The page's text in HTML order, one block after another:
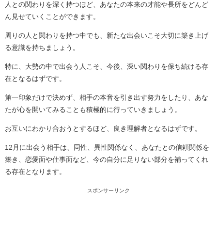
人との関わりを深く持つほど、あなたの本来の才能や長所をどんど
ん見せていくことができます。
周りの人と関わりを持つ中でも、新たな出会いこそ大切に築き上げ
る意識を持ちましょう。
特に、大勢の中で出会う人こそ、今後、深い関わりを保ち続ける存
在となるはずです。
第一印象だけで決めず、相手の本音を引き出す努力をしたり、あな
たが心を開いてみることも積極的に行っていきましょう。
お互いにわかり合おうとするほど、良き理解者となるはずです。
12月に出会う相手は、同性、異性関係なく、あなたとの信頼関係を
築き、恋愛面や仕事面など、今の自分に足りない部分を補ってくれ
る存在となります。
スポンサーリンク